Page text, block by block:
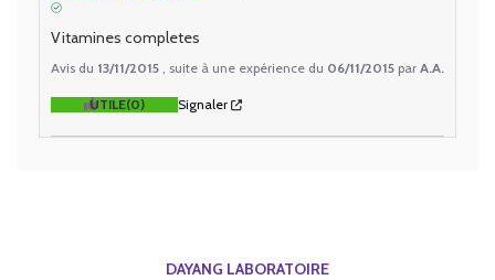
Vitamines completes
Avis du 13/11/2015 , suite à une expérience du 06/11/2015 par A.A.
UTILE(0) Signaler
DAYANG LABORATOIRE